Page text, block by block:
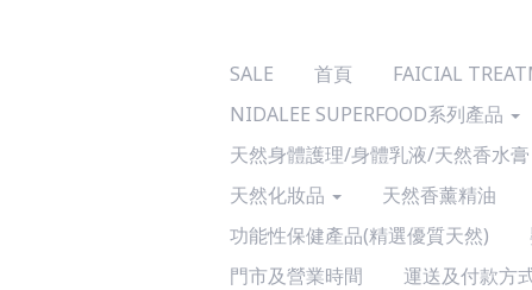
SALE 首頁 FAICIAL
NIDALEE SUPERFOOD系列產品
天然身體護理/身體乳液/天然香水膏
天然化妝品
天然香薰精油
功能性保健產品(精選優質天然)
門市及營業時間
運送及付款方